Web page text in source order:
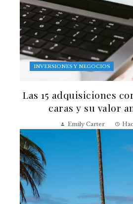
INVERSIONES Y NEGOCIOS
Las 15 adquisiciones
caras y su valor
Emily Carter